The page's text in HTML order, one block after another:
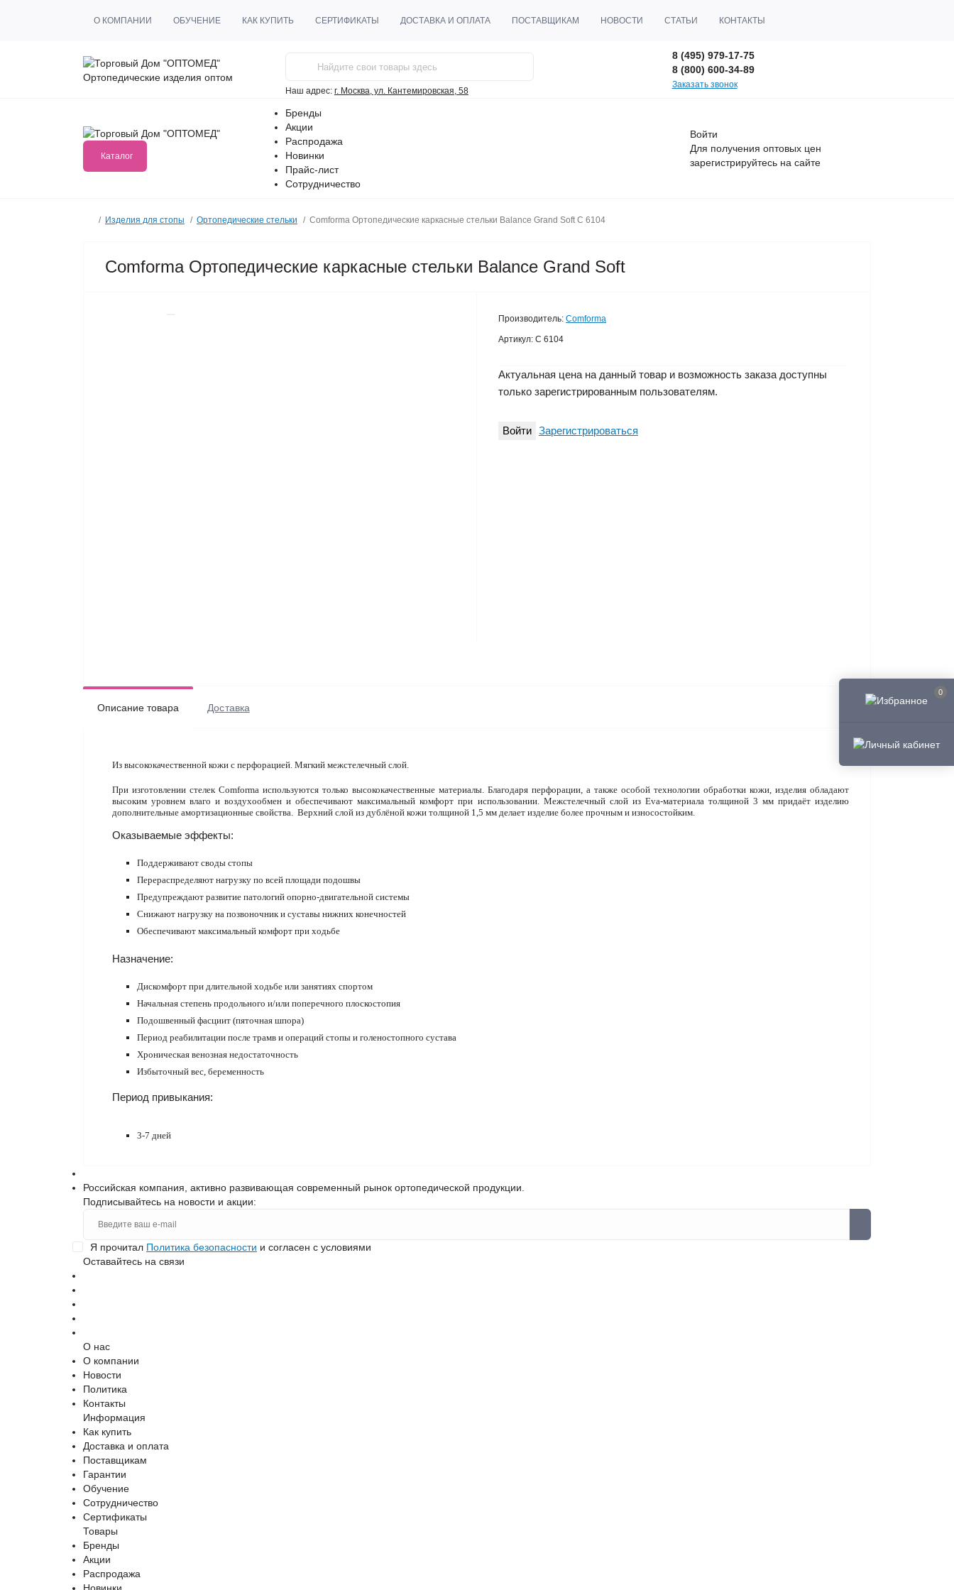
0
О КОМПАНИИ ОБУЧЕНИЕ КАК КУПИТЬ СЕРТИФИКАТЫ ДОСТАВКА И ОПЛАТА ПОСТАВЩИКАМ НОВОСТИ СТАТЬИ КОНТАКТЫ
Ортопедические изделия оптом
Наш адрес: г. Москва, ул. Кантемировская, 58
8 (495) 979-17-75
8 (800) 600-34-89
Заказать звонок
Каталог
Бренды
Акции
Распродажа
Новинки
Прайс-лист
Сотрудничество
Войти
Для получения оптовых цен
зарегистрируйтесь на сайте
Изделия для стопы Ортопедические стельки Comforma Ортопедические каркасные стельки Balance Grand Soft C 6104
Comforma Ортопедические каркасные стельки Balance Grand Soft
Производитель: Comforma
Артикул: C 6104
Актуальная цена на данный товар и возможность заказа доступны
только зарегистрированным пользователям.
Войти Зарегистрироваться
Описание товара Доставка
Из высококачественной кожи с перфорацией. Мягкий межстелечный слой.
При изготовлении стелек Comforma используются только высококачественные материалы. Благодаря перфорации, а также особой технологии обработки кожи, изделия обладают
высоким уровнем влаго и воздухообмен и обеспечивают максимальный комфорт при использовании. Межстелечный слой из Eva-материала толщиной 3 мм придаёт изделию
дополнительные амортизационные свойства. Верхний слой из дублёной кожи толщиной 1,5 мм делает изделие более прочным и износостойким.
Оказываемые эффекты:
Поддерживают своды стопы
Перераспределяют нагрузку по всей площади подошвы
Предупреждают развитие патологий опорно-двигательной системы
Снижают нагрузку на позвоночник и суставы нижних конечностей
Обеспечивают максимальный комфорт при ходьбе
Назначение:
Дискомфорт при длительной ходьбе или занятиях спортом
Начальная степень продольного и/или поперечного плоскостопия
Подошвенный фасциит (пяточная шпора)
Период реабилитации после трамв и операций стопы и голеностопного сустава
Хроническая венозная недостаточность
Избыточный вес, беременность
Период привыкания:
3-7 дней
Российская компания, активно развивающая современный рынок ортопедической продукции.
Подписывайтесь на новости и акции:
Я прочитал Политика безопасности и согласен с условиями
Оставайтесь на связи
О нас
О компании
Новости
Политика
Контакты
Информация
Как купить
Доставка и оплата
Поставщикам
Гарантии
Обучение
Сотрудничество
Сертификаты
Товары
Бренды
Акции
Распродажа